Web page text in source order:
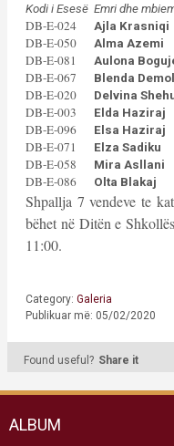
Kodi i Esesë Emri dhe
DB-E-024 Ajla Krasniqi
DB-E-050
Alma Azemi
DB-E-081
Aulona
DB-E-067
Blenda
DB-E-020
Delvina
DB-E-003
Elda Haziraj
DB-E-096
Elsa Haziraj
DB-E-071
Elza Sadiku
DB-E-058
Mira Asllani
DB-E-086
Olta Blakaj
Shpallja 7 vendeve te
bëhet në Ditën e
11:00.
Category: Galeria
Publikuar më: 05/02/2020
Found useful? Share it
ALBUM